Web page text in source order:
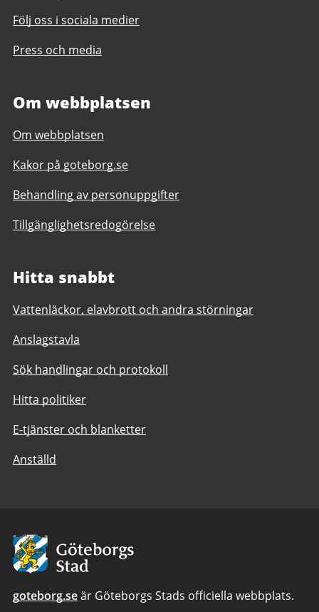
Följ oss i sociala medier
Press och media
Om webbplatsen
Om webbplatsen
Kakor på goteborg.se
Behandling av personuppgifter
Tillgänglighetsredogörelse
Hitta snabbt
Vattenläckor, elavbrott och andra störningar
Anslagstavla
Sök handlingar och protokoll
Hitta politiker
E-tjänster och blanketter
Anställd
Avsändare:
Göteborgs
Stad
goteborg.seär Göteborgs Stads officiella webbplats.